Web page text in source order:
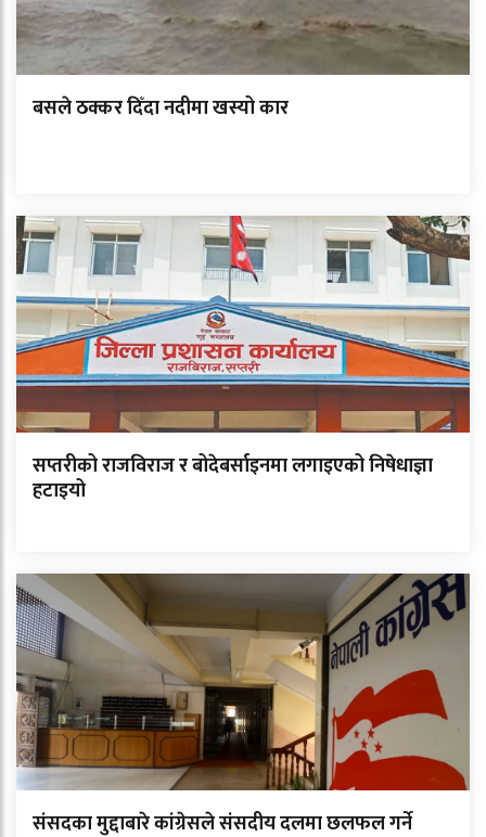
बसले ठक्कर दिँदा नदीमा खस्यो कार
सप्तरीको राजविराज र बोदेबर्साइनमा लगाइएको निषेधाज्ञा
हटाइयो
संसदका मुद्दाबारे कांग्रेसले संसदीय दलमा छलफल गर्ने